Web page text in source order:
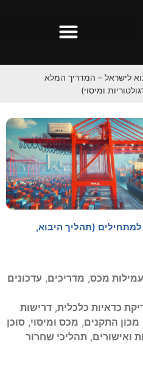
לישראל – המדריך המלא
ומיסוי)
(תהליך היבוא,
עמילות מכס, מדריכים, עדכונים
כדאיות כלכלית, דרישות
מכון התקנים, מכס ומיסוי, סוכן
ואישורים, תהליכי שחרור